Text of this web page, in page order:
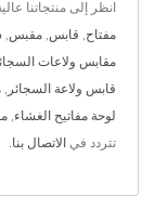
انظر إلى منتجاتنا
مفتاح قابس مقبس
مقابس ولاعات
قابس ولاعة السجائر
لوحة مفاتيح الغشاء
تتردد في الاتصال بنا